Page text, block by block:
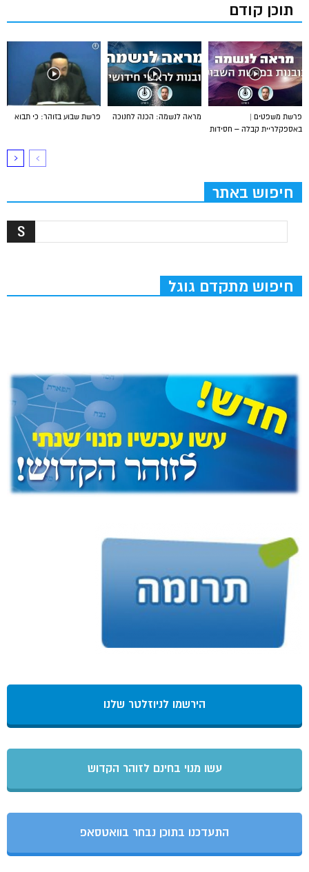
תוכן קודם
פרשת שבוע בזוהר: כי תבוא מראה לנשמה: הכנה לחנוכה
פרשת משפטים |
באספקלריית קבלה – חסידות
חיפוש באתר
חיפוש מתקדם גוגל
הירשמו לניוזלטר שלנו
עשו מנוי בחינם לזוהר הקדוש
התעדכנו בתוכן נבחר בוואטסאפ